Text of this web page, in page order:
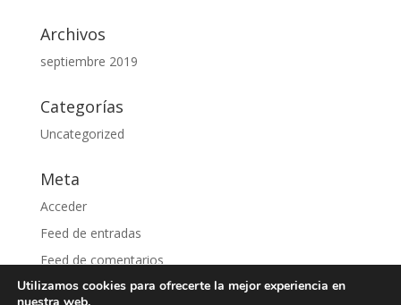
Archivos
septiembre 2019
Categorías
Uncategorized
Meta
Acceder
Feed de entradas
Feed de comentarios
WordPress.org
Utilizamos cookies para ofrecerte la mejor experiencia en